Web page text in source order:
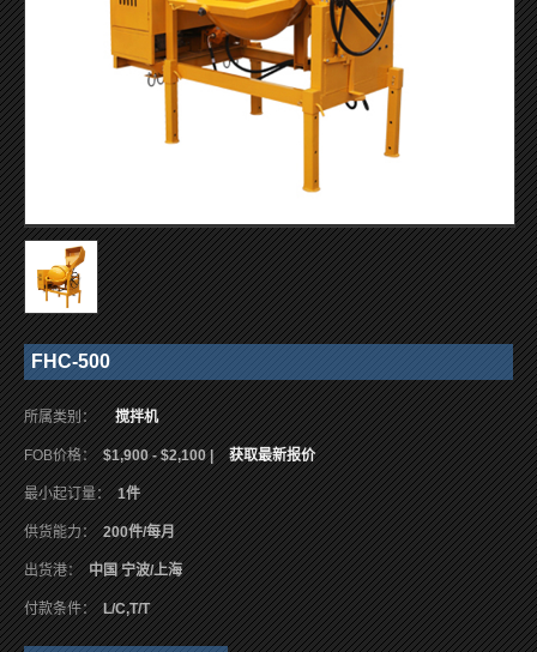
FHC-500
所属类别： 搅拌机
FOB价格： $1,900 - $2,100 | 获取最新报价
最小起订量： 1件
供货能力： 200件/每月
出货港： 中国 宁波/上海
付款条件： L/C,T/T